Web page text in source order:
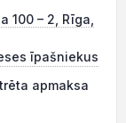
100 – 2, Rīga,
īpašniekus
apmaksa